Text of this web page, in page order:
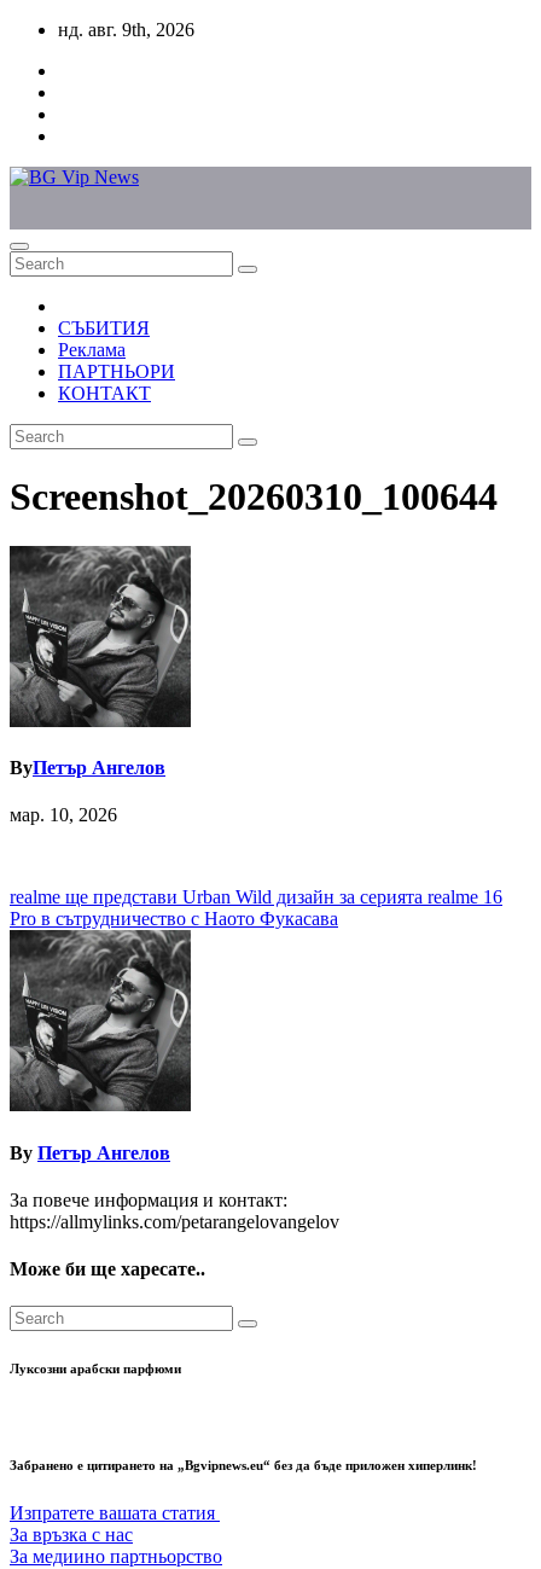
Skip
content
нд. авг. 9th, 2026
СЪБИТИЯ
Реклама
ПАРТНЬОРИ
КОНТАКТ
Screenshot_20260310_100644
ByПетър Ангелов
мар. 10, 2026
Навигация
realme ще представи Urban Wild дизайн за серията realme 16
Pro в сътрудничество с Наото Фукасава
By Петър Ангелов
За повече информация и контакт:
https://allmylinks.com/petarangelovangelov
Може би ще харесате..
Луксозни арабски парфюми
Забранено е цитирането на „Bgvipnews.eu“ без да бъде приложен хиперлинк!
Изпратете вашата статия
За връзка с нас
За медиино партньорство